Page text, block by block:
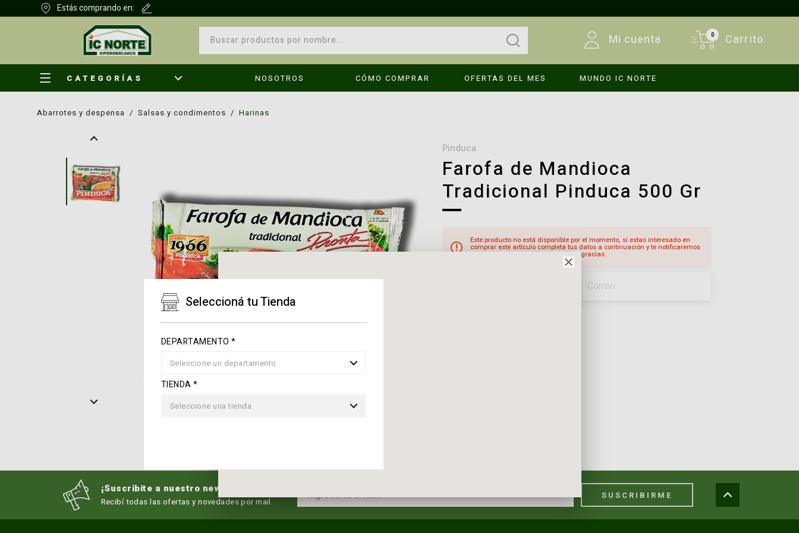
Estás comprando en:
¿Qué hago?
Compruebe los términos introducidos.
Intenta utilizar una sola palabra.
Utilice términos genéricos en la búsqueda.
Busque utilizar sinónimos al término deseado.
Mi cuenta
INICIAR SESIÓN
0 Carrito
CATEGORÍAS NOSOTROS CÓMO COMPRAR OFERTAS DEL MES MUNDO IC NORTE
abarrotes y despensa / salsas y condimentos / harinas
pinduca
Farofa de Mandioca
Tradicional Pinduca 500 Gr
Este producto no está disponible por el momento, si estas interesado en
comprar este artículo completa tus datos a continuación y te notificaremos
cuando el producto esté disponible, gracias.
¡Suscribite a nuestro newsletter!
Recibí todas las ofertas y novedades por mail.
SUSCRIBIRME
Seleccioná tu Tienda
DEPARTAMENTO *
Seleccione un departamento
TIENDA *
Seleccione una tienda